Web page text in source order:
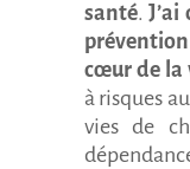
santé.
cœur de la
à risques
vies de